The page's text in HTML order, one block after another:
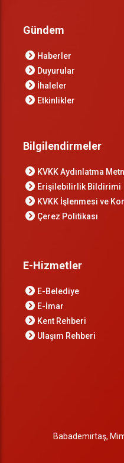
Gündem
Haberler
Duyurular
İhaleler
Etkinlikler
Bilgilendirmeler
KVKK Aydınlatma
Erişilebilirlik Bildirimi
KVKK İşlenmesi ve
Çerez Politikası
E-Hizmetler
E-Belediye
E-İmar
Kent Rehberi
Ulaşım Rehberi
Babademirtaş,